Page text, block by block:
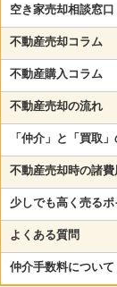
空き家売却相談窓口
不動産売却コラム
不動産購入コラム
不動産売却の流れ
「仲介」と「買取
不動産売却時の諸費
少しでも高く売るポ
よくある質問
仲介手数料について